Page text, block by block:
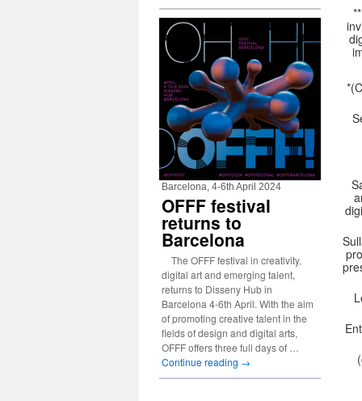
Barcelona, 4-6th April 2024
OFFF festival
returns to
Barcelona
The OFFF festival in creativity,
digital art and emerging talent,
returns to Disseny Hub in
Barcelona 4-6th April. With the aim
of promoting creative talent in the
fields of design and digital arts,
OFFF offers three full days of …
Continue reading →